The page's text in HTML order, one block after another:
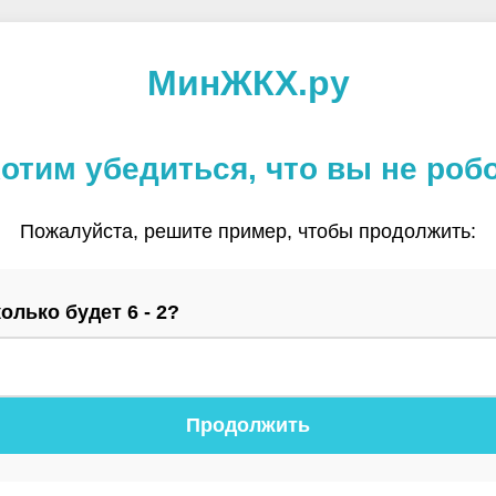
МинЖКХ.ру
убедиться, что вы не
Пожалуйста, решите пример, чтобы продолжить:
будет 6 - 2?
Продолжить